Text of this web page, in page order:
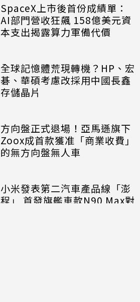
SpaceX上市後首份成績單：
AI部門營收狂飆 158億美元資
本支出揭露算力軍備代價
全球記憶體荒現轉機？HP、宏
碁、華碩考慮改採用中國長鑫
存儲晶片
方向盤正式退場！亞馬遜旗下
Zoox成首款獲准「商業收費」
的無方向盤無人車
小米發表第二汽車產品線「澎
程」 首發旗艦車款N90 Max對